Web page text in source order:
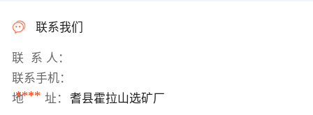
联系我们
联 系 人：
联系手机：
****
地 址： 耆县霍拉山选矿厂